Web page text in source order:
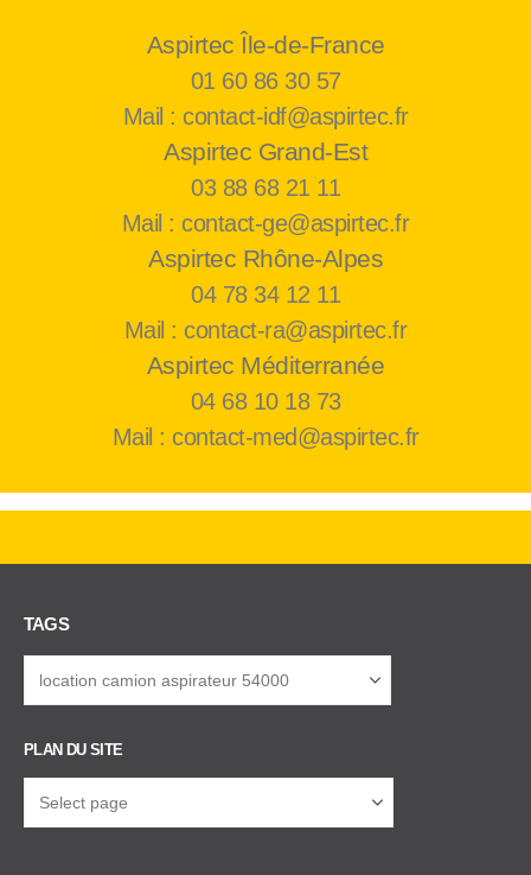
Aspirtec Île-de-France
01 60 86 30 57
Mail : contact-idf@aspirtec.fr
Aspirtec Grand-Est
03 88 68 21 11
Mail : contact-ge@aspirtec.fr
Aspirtec Rhône-Alpes
04 78 34 12 11
Mail : contact-ra@aspirtec.fr
Aspirtec Méditerranée
04 68 10 18 73
Mail : contact-med@aspirtec.fr
TAGS
PLAN DU SITE